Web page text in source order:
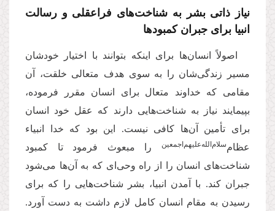
نیاز ذاتی بشر به شناخت‌های فراعقلی و رسالت
انبیا برای جبران کمبودها
اصولاً انسان‌ها برای اینکه بتوانند با اختیار خودشان
مسیر زندگی‌شان را به سوی هدف متعالی خلقت، آن
مقامی که خداوند متعال برای انسان مقرر فرموده،
بپیمایند نیاز به شناخت‌هایی دارند که عقل خود انسان
برای تأمین آن‌ها کافی نیست. این بود که خدا انبیاء
عظام‌سلام‌‌الله‌‌عليهم‌‌اجمعين
را مبعوث فرمود تا کمبود
شناخت‌های انسان را از راه وحی‌ای که به آن‌ها می‌شود
جبران کند. با آمدن انبیا، بشر شناخت‌هایی را که برای
رسیدن به مقام انسان کامل لازم داشت به دست آورد.